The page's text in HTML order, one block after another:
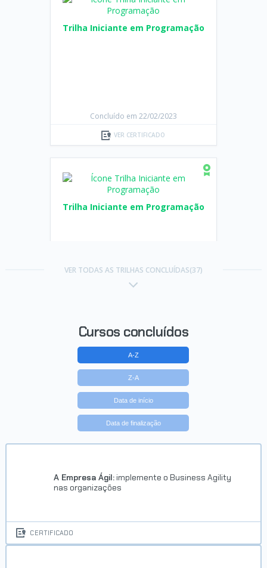
Concluído em 22/02/2023
VER CERTIFICADO
Trilha Pratique HTML e CSS em
projetos Web
Concluído em 22/02/2023
VER CERTIFICADO
VER TODAS AS TRILHAS CONCLUÍDAS(37)
Cursos concluídos
A-Z
Z-A
Data de início
Data de finalização
A Empresa Ágil: implemente o Business Agility
nas organizações
CERTIFICADO